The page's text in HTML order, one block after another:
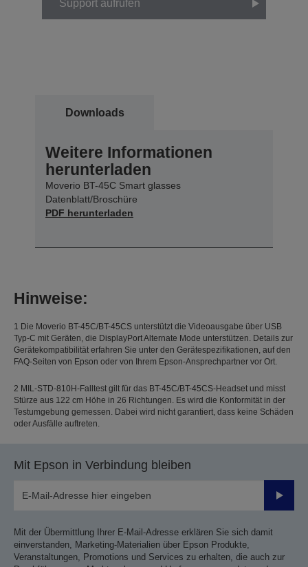
Support aufrufen
Downloads
Weitere Informationen
herunterladen
Moverio BT-45C Smart glasses
Datenblatt/Broschüre
PDF herunterladen
Hinweise:
1 Die Moverio BT-45C/BT-45CS unterstützt die Videoausgabe über USB
Typ-C mit Geräten, die DisplayPort Alternate Mode unterstützen. Details zur
Gerätekompatibilität erfahren Sie unter den Gerätespezifikationen, auf den
FAQ-Seiten von Epson oder von Ihrem Epson-Ansprechpartner vor Ort.
2 MIL-STD-810H-Falltest gilt für das BT-45C/BT-45CS-Headset und misst
Stürze aus 122 cm Höhe in 26 Richtungen. Es wird die Konformität in der
Testumgebung gemessen. Dabei wird nicht garantiert, dass keine Schäden
oder Ausfälle auftreten.
Mit Epson in Verbindung bleiben
Mit der Übermittlung Ihrer E-Mail-Adresse erklären Sie sich damit
einverstanden, Marketing-Materialien über Epson Produkte,
Veranstaltungen, Promotions und Services zu erhalten, die auch zur